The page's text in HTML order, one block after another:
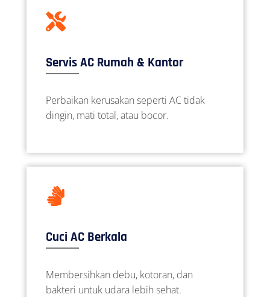
Servis AC Rumah & Kantor
Perbaikan kerusakan seperti AC tidak
dingin, mati total, atau bocor.
Cuci AC Berkala
Membersihkan debu, kotoran, dan
bakteri untuk udara lebih sehat.